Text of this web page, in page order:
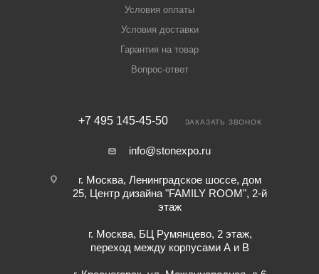
Условия оплаты
Условия доставки
Гарантия на товар
Вопрос-ответ
+7 495 145-45-50 ЗАКАЗАТЬ ЗВОНОК
info@stonexpo.ru
г. Москва, Ленинградское шоссе, дом
25, Центр дизайна "FAMILY ROOM", 2-й
этаж
г. Москва, БЦ Румянцево, 2 этаж,
переход между корпусами А и В